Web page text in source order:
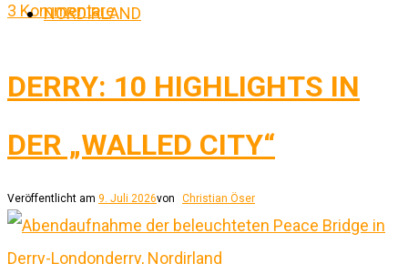
3 Kommentare
NORDIRLAND
DERRY: 10 HIGHLIGHTS IN
DER „WALLED CITY“
Veröffentlicht am 9. Juli 2026von Christian Öser